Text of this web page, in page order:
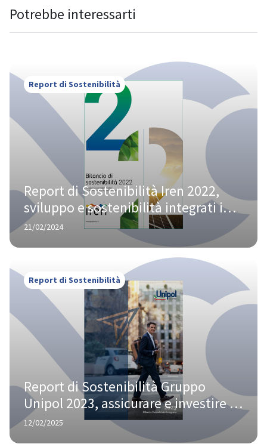
Potrebbe interessarti
Report di Sostenibilità
Report di Sostenibilità Iren 2022,
sviluppo e sostenibilità integrati in
un’unica strategia aziendale
21/02/2024
Report di Sostenibilità
Report di Sostenibilità Gruppo
Unipol 2023, assicurare e investire
per la creazione di valore a lungo
12/02/2025